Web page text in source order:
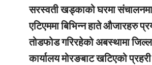
सरस्वती खड्काको घरमा
एटिएममा बिभिन्न हाते औजारहरु
तोडफोड गरिरहेको अबस्थामा
कार्यालय मोरङबाट खटिएको